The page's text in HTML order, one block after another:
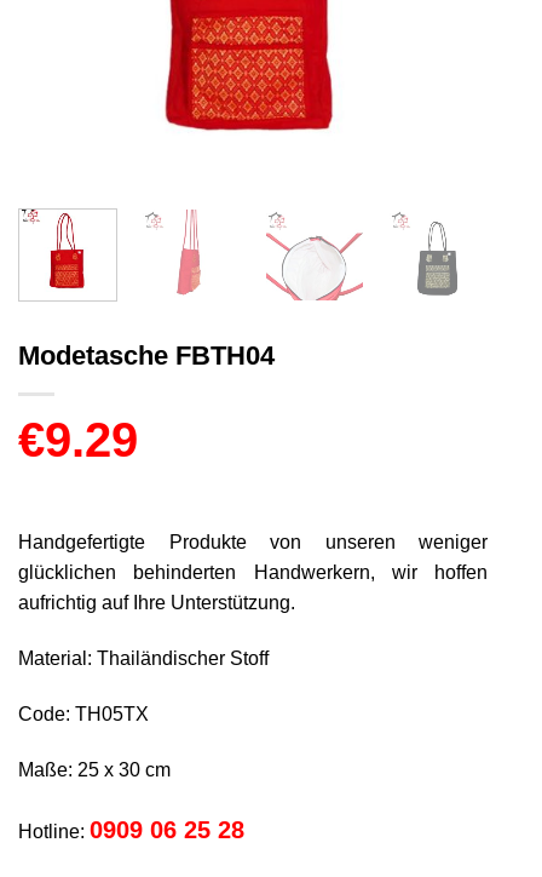
Modetasche FBTH04
€9.29
Handgefertigte Produkte von unseren weniger
glücklichen behinderten Handwerkern, wir hoffen
aufrichtig auf Ihre Unterstützung.
Material: Thailändischer Stoff
Code: TH05TX
Maße: 25 x 30 cm
Hotline: 0909 06 25 28